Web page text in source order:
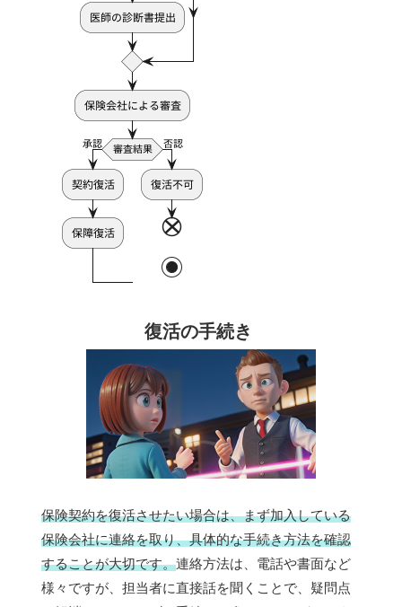
復活の手続き
保険契約を復活させたい場合は、まず加入している
保険会社に連絡を取り、具体的な手続き方法を確認
することが大切です。連絡方法は、電話や書面など
様々ですが、担当者に直接話を聞くことで、疑問点